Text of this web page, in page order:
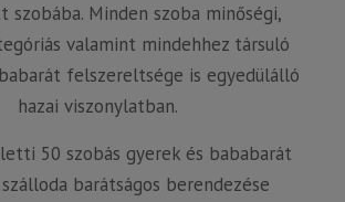
szobába. Minden szoba minőségi,
valamint mindehhez társuló
felszereltsége is egyedülálló
hazai viszonylatban.
50 szobás gyerek és bababarát
barátságos berendezése